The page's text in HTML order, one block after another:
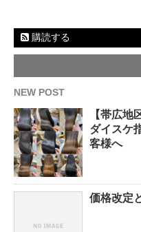
購読する
NEW POST
【帯広地
ダイスケ
客様へ
価格改定